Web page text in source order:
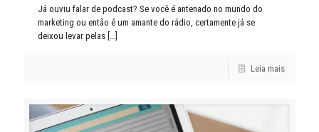
Já ouviu falar de podcast? Se você é antenado no mundo do
marketing ou então é um amante do rádio, certamente já se
deixou levar pelas […]
Leia mais